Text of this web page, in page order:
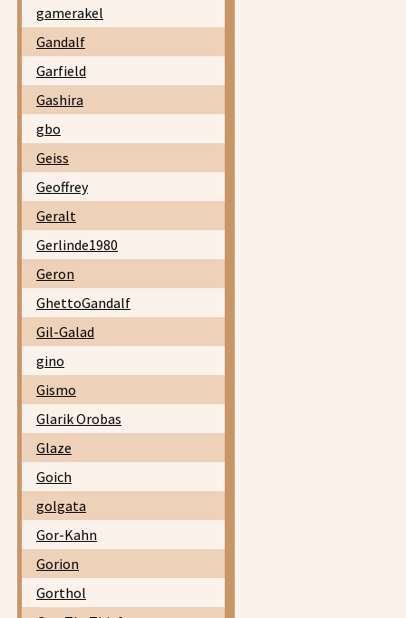
gamerakel
Gandalf
Garfield
Gashira
gbo
Geiss
Geoffrey
Geralt
Gerlinde1980
Geron
GhettoGandalf
Gil-Galad
gino
Gismo
Glarik Orobas
Glaze
Goich
golgata
Gor-Kahn
Gorion
Gorthol